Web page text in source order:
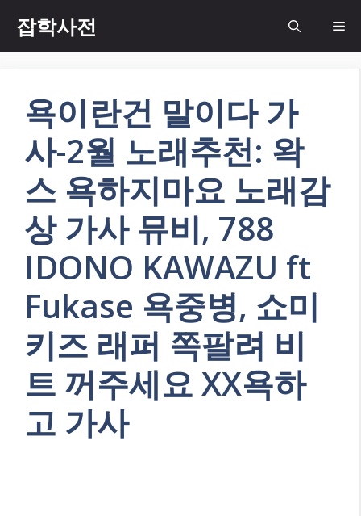
content
잡학사전
욕이란건 말이다 가
사-2월 노래추천: 왁
스 욕하지마요 노래감
상 가사 뮤비, 788
IDONO KAWAZU ft
Fukase 욕중병, 쇼미
키즈 래퍼 쪽팔려 비
트 꺼주세요 XX욕하
고 가사